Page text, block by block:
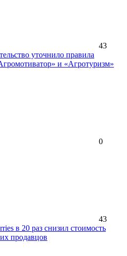
43
уточнило правила
и «Агротуризм»
0
43
в 20 раз снизил стоимость
продавцов